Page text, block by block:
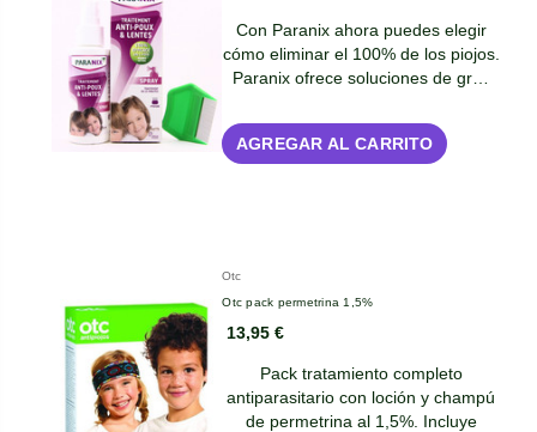
Con Paranix ahora puedes elegir
cómo eliminar el 100% de los piojos.
Paranix ofrece soluciones de gr…
AGREGAR AL CARRITO
Otc
Otc pack permetrina 1,5%
13,95 €
Pack tratamiento completo
antiparasitario con loción y champú
de permetrina al 1,5%. Incluye